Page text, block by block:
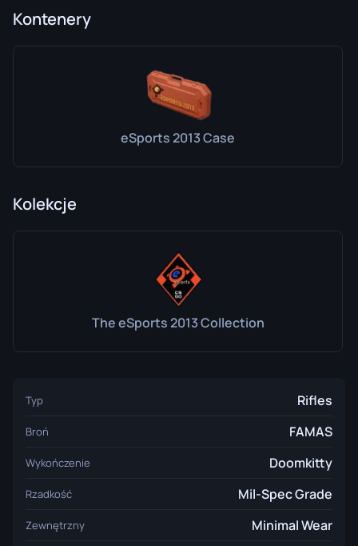
Kontenery
eSports 2013 Case
Kolekcje
The eSports 2013 Collection
Typ Rifles
Broń FAMAS
Wykończenie Doomkitty
Rzadkość Mil-Spec Grade
Zewnętrzny Minimal Wear